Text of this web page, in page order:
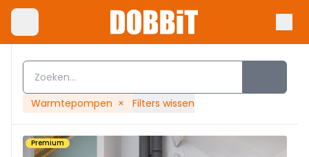
Warmtepompen × Filters wissen
Premium